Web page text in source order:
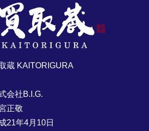
蔵 KAITORIGURA
会社B.I.G.
正敬
21年4月10日